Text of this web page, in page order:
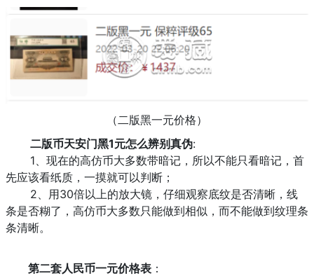
（二版黑一元价格）
二版币天安门黑1元怎么辨别真伪:
1、现在的高仿币大多数带暗记，所以不能只看暗记，首
先应该看纸质，一摸就可以判断；
2、用30倍以上的放大镜，仔细观察底纹是否清晰，线
条是否糊了，高仿币大多数只能做到相似，而不能做到纹理条
条清晰。
第二套人民币一元价格表 ：